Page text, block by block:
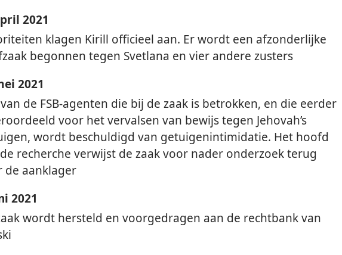
2021
klagen Kirill officieel aan. Er wordt een afzonderlijke
begonnen tegen Svetlana en vier andere zusters
2021
de FSB-agenten die bij de zaak is betrokken, en die eerder
voor het vervalsen van bewijs tegen Jehovah’s
wordt beschuldigd van getuigenintimidatie. Het hoofd
recherche verwijst de zaak voor nader onderzoek terug
de aanklager
2021
wordt hersteld en voorgedragen aan de rechtbank van